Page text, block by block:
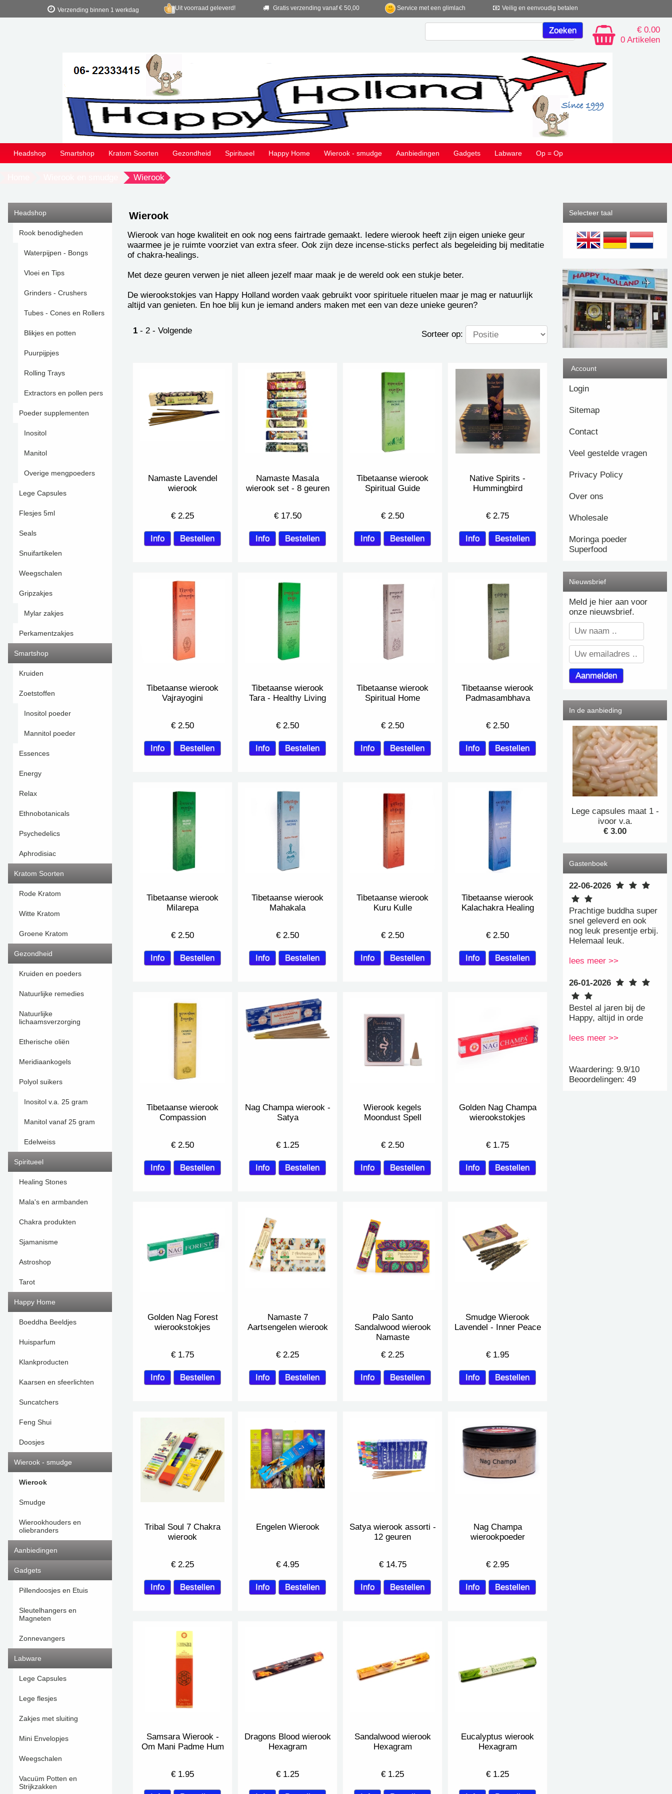
Verzending binnen 1 werkdag Uit voorraad geleverd! Gratis verzending vanaf € 50,00 Service met een glimlach Veilig en eenvoudig betalen
€ 0.00
0 Artikelen
Headshop Smartshop Kratom Soorten Gezondheid Spiritueel Happy Home Wierook - smudge Aanbiedingen Gadgets Labware Op = Op
Wierook
Headshop
Rook benodigheden
Waterpijpen - Bongs
Vloei en Tips
Grinders - Crushers
Tubes - Cones en Rollers
Blikjes en potten
Puurpijpjes
Rolling Trays
Extractors en pollen pers
Poeder supplementen
Inositol
Manitol
Overige mengpoeders
Lege Capsules
Flesjes 5ml
Seals
Snuifartikelen
Weegschalen
Gripzakjes
Mylar zakjes
Perkamentzakjes
Smartshop
Kruiden
Zoetstoffen
Inositol poeder
Mannitol poeder
Essences
Energy
Relax
Ethnobotanicals
Psychedelics
Aphrodisiac
Kratom Soorten
Rode Kratom
Witte Kratom
Groene Kratom
Gezondheid
Kruiden en poeders
Natuurlijke remedies
Natuurlijke
lichaamsverzorging
Etherische oliën
Meridiaankogels
Polyol suikers
Inositol v.a. 25 gram
Manitol vanaf 25 gram
Edelweiss
Spiritueel
Healing Stones
Mala's en armbanden
Chakra produkten
Sjamanisme
Astroshop
Tarot
Happy Home
Boeddha Beeldjes
Huisparfum
Klankproducten
Kaarsen en sfeerlichten
Suncatchers
Feng Shui
Doosjes
Wierook - smudge
Wierook
Smudge
Wierookhouders en
oliebranders
Aanbiedingen
Gadgets
Pillendoosjes en Etuis
Sleutelhangers en
Magneten
Zonnevangers
Labware
Lege Capsules
Lege flesjes
Zakjes met sluiting
Mini Envelopjes
Weegschalen
Vacuüm Potten en
Strijkzakken
Wierook
Wierook van hoge kwaliteit en ook nog eens fairtrade gemaakt. Iedere wierook heeft zijn eigen unieke geur
waarmee je je ruimte voorziet van extra sfeer. Ook zijn deze incense-sticks perfect als begeleiding bij meditatie
of chakra-healings.
Met deze geuren verwen je niet alleen jezelf maar maak je de wereld ook een stukje beter.
De wierookstokjes van Happy Holland worden vaak gebruikt voor spirituele rituelen maar je mag er natuurlijk
altijd van genieten. En hoe blij kun je iemand anders maken met een van deze unieke geuren?
Sorteer op:
1 - 2 - Volgende
Namaste Lavendel
wierook
€ 2.25
Namaste Masala
wierook set - 8 geuren
€ 17.50
Tibetaanse wierook
Spiritual Guide
€ 2.50
Native Spirits -
Hummingbird
€ 2.75
Tibetaanse wierook
Vajrayogini
€ 2.50
Tibetaanse wierook
Tara - Healthy Living
€ 2.50
Tibetaanse wierook
Spiritual Home
€ 2.50
Tibetaanse wierook
Padmasambhava
€ 2.50
Tibetaanse wierook
Milarepa
€ 2.50
Tibetaanse wierook
Mahakala
€ 2.50
Tibetaanse wierook
Kuru Kulle
€ 2.50
Tibetaanse wierook
Kalachakra Healing
€ 2.50
Tibetaanse wierook
Compassion
€ 2.50
Nag Champa wierook -
Satya
€ 1.25
Wierook kegels
Moondust Spell
€ 2.50
Golden Nag Champa
wierookstokjes
€ 1.75
Golden Nag Forest
wierookstokjes
€ 1.75
Namaste 7
Aartsengelen wierook
€ 2.25
Palo Santo
Sandalwood wierook
Namaste
€ 2.25
Smudge Wierook
Lavendel - Inner Peace
€ 1.95
Tribal Soul 7 Chakra
wierook
€ 2.25
Engelen Wierook
€ 4.95
Satya wierook assorti -
12 geuren
€ 14.75
Nag Champa
wierookpoeder
€ 2.95
Samsara Wierook -
Om Mani Padme Hum
€ 1.95
Dragons Blood wierook
Hexagram
€ 1.25
Sandalwood wierook
Hexagram
€ 1.25
Eucalyptus wierook
Hexagram
€ 1.25
Selecteer taal
Account
Login
Sitemap
Contact
Veel gestelde vragen
Privacy Policy
Over ons
Wholesale
Moringa poeder
Superfood
Nieuwsbrief
Meld je hier aan voor
onze nieuwsbrief.
In de aanbieding
Lege capsules maat 1 -
ivoor v.a.
€ 3.00
Gastenboek
22-06-2026
Prachtige buddha super
snel geleverd en ook
nog leuk presentje erbij.
Helemaal leuk.
lees meer >>
26-01-2026
Bestel al jaren bij de
Happy, altijd in orde
lees meer >>
Waardering: 9.9/10
Beoordelingen: 49